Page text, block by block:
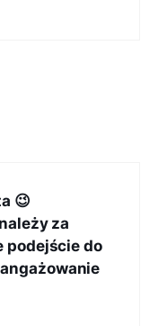
😉
za
podejście do